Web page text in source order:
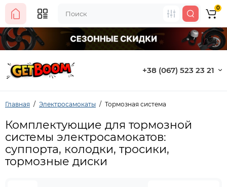
+38 (067) 523 23 21
0
Главная Электросамокаты Тормозная система
Комплектующие для тормозной
системы электросамокатов:
суппорта, колодки, тросики,
тормозные диски